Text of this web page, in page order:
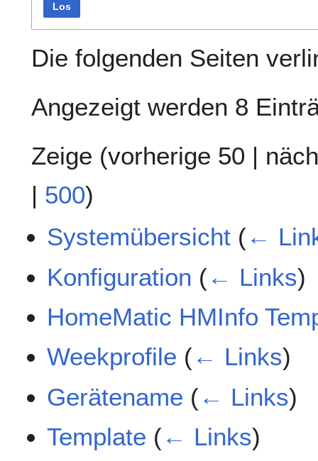
Los
Die folgenden Seiten
Angezeigt werden 8
Zeige (vorherige 50 |
| 500)
Systemübersicht (←
Konfiguration (← Links)
HomeMatic HMInfo
Weekprofile (← Links)
Gerätename (← Links)
Template (← Links)